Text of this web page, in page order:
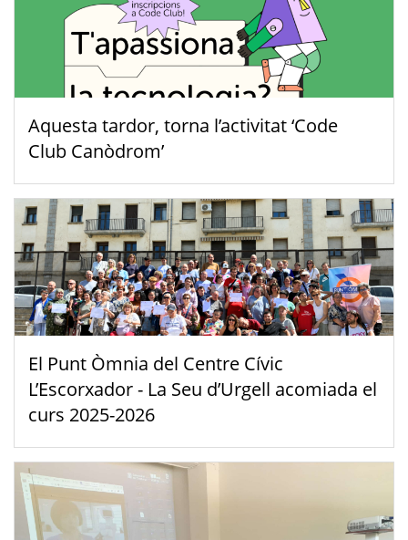
Aquesta tardor, torna l’activitat ‘Code
Club Canòdrom’
El Punt Òmnia del Centre Cívic
L’Escorxador - La Seu d’Urgell acomiada el
curs 2025-2026